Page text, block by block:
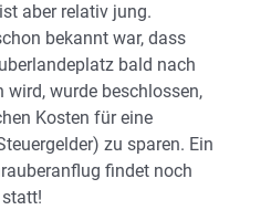
aber relativ jung.
bekannt war, dass
bald nach
wird, wurde beschlossen,
Kosten für eine
zu sparen. Ein
findet noch